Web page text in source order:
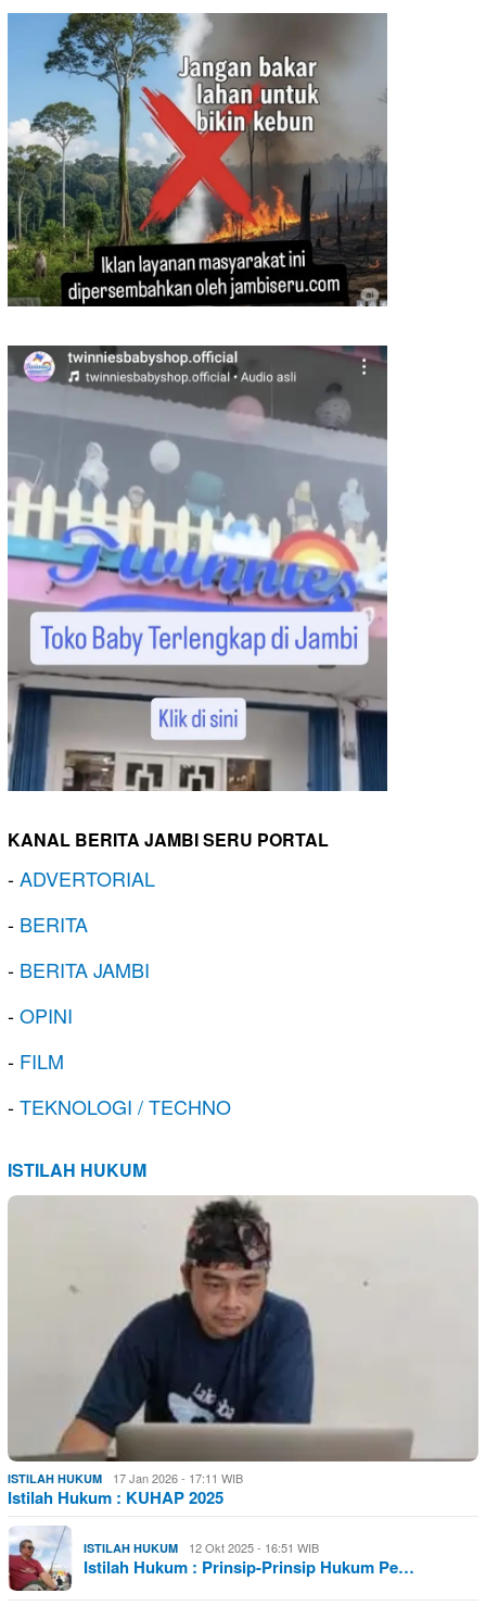
KANAL BERITA JAMBI SERU PORTAL
-ADVERTORIAL
- BERITA
- BERITA JAMBI
-OPINI
- FILM
-TEKNOLOGI / TECHNO
ISTILAH HUKUM
ISTILAH HUKUM 17 Jan 2026 - 17:11 WIB
Istilah Hukum : KUHAP 2025
ISTILAH HUKUM 12 Okt 2025 - 16:51 WIB
Istilah Hukum : Prinsip-Prinsip Hukum Pe…